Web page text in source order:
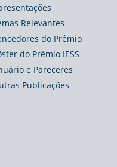
Relevantes
do Prêmio
do Prêmio IESS
e Pareceres
Publicações